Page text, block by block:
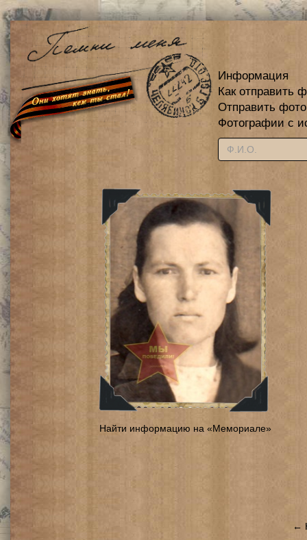
Информация
Как отправить
Отправить
Фотографии с
Найти информацию на «Мемориале»
←